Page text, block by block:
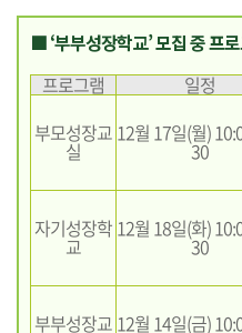
■ ‘부부성장학교’ 모집 중 프
프로그램
일정
부모성장교
실
12월 17일(월)
30
자기성장학
교
12월 18일(화)
30
부부성장교 12월 14일(금)